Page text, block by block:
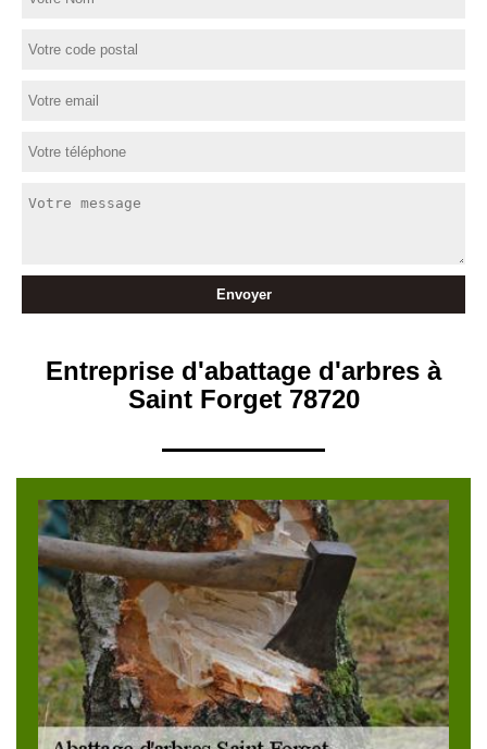
Entreprise d'abattage d'arbres à
Saint Forget 78720